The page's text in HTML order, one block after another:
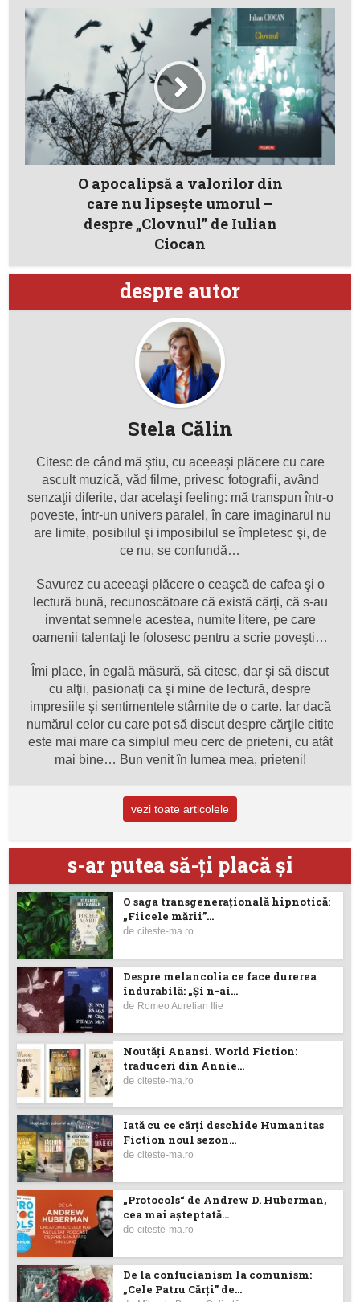
O apocalipsă a valorilor din
care nu lipsește umorul –
despre „Clovnul” de Iulian
Ciocan
despre autor
Stela Călin
Citesc de când mă ştiu, cu aceeaşi plăcere cu care
ascult muzică, văd filme, privesc fotografii, având
senzaţii diferite, dar acelaşi feeling: mă transpun într-o
poveste, într-un univers paralel, în care imaginarul nu
are limite, posibilul şi imposibilul se împletesc şi, de
ce nu, se confundă…
Savurez cu aceeaşi plăcere o ceaşcă de cafea şi o
lectură bună, recunoscătoare că există cărţi, că s-au
inventat semnele acestea, numite litere, pe care
oamenii talentaţi le folosesc pentru a scrie poveşti…
Îmi place, în egală măsură, să citesc, dar şi să discut
cu alţii, pasionaţi ca şi mine de lectură, despre
impresiile şi sentimentele stârnite de o carte. Iar dacă
numărul celor cu care pot să discut despre cărţile citite
este mai mare ca simplul meu cerc de prieteni, cu atât
mai bine… Bun venit în lumea mea, prieteni!
vezi toate articolele
s-ar putea să-ţi placă şi
O saga transgenerațională hipnotică:
„Fiicele mării”...
deciteste-ma.ro
Despre melancolia ce face durerea
îndurabilă: „Și n-ai...
de Romeo Aurelian Ilie
Noutăţi Anansi. World Fiction:
traduceri din Annie...
deciteste-ma.ro
Iată cu ce cărţi deschide Humanitas
Fiction noul sezon...
deciteste-ma.ro
„Protocols“ de Andrew D. Huberman,
cea mai așteptată...
deciteste-ma.ro
De la confucianism la comunism:
„Cele Patru Cărți” de...